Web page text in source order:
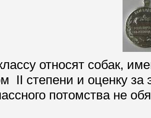
относят собак,
II степени и оценку за
потомства не